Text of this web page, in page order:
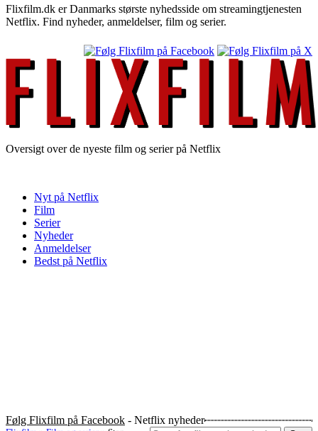
Flixfilm.dk er Danmarks største nyhedsside om streamingtjenesten
Netflix. Find nyheder, anmeldelser, film og serier.
Oversigt over de nyeste film og serier på Netflix
Nyt på Netflix
Film
Serier
Nyheder
Anmeldelser
Bedst på Netflix
Følg Flixfilm på Facebook - Netflix nyheder